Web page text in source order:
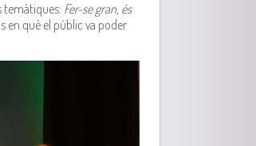
temàtiques: Fer-se gran, és
en què el públic va poder